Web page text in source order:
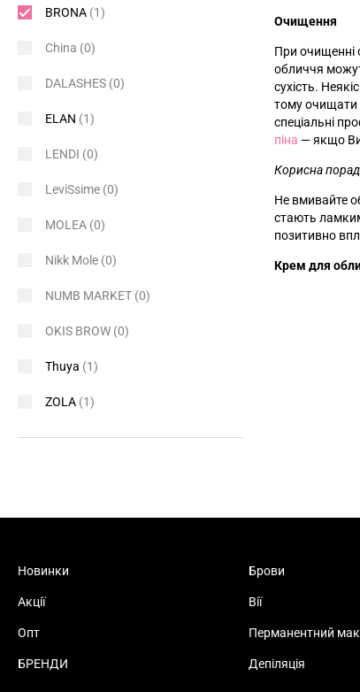
Очищення
При очищенні
обличчя
сухість.
тому очищати
спеціальні
піна —якщо Ви
Корисна
Не вмивайте
стають
позитивно
Крем для
BRONA (1)
China (0)
DALASHES (0)
ELAN (1)
LENDI (0)
LeviSsime (0)
MOLEA (0)
Nikk Mole (0)
NUMB MARKET (0)
OKIS BROW (0)
Thuya (1)
ZOLA (1)
Новинки
Акції
Опт
БРЕНДИ
Брови
Вії
Перманентний
Депіляція